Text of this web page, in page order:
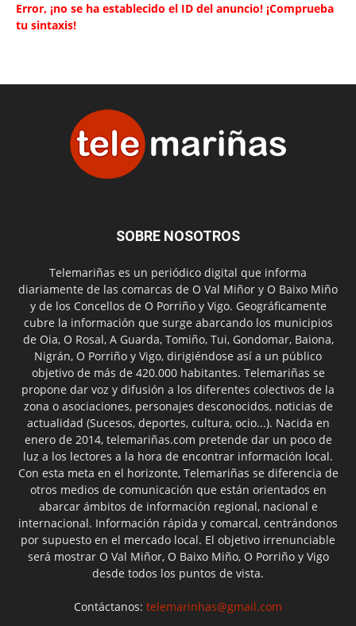
Error, ¡no se ha establecido el ID del anuncio! ¡Comprueba
tu sintaxis!
SOBRE NOSOTROS
Telemariñas es un periódico digital que informa
diariamente de las comarcas de O Val Miñor y O Baixo Miño
y de los Concellos de O Porriño y Vigo. Geográficamente
cubre la información que surge abarcando los municipios
de Oia, O Rosal, A Guarda, Tomiño, Tui, Gondomar, Baiona,
Nigrán, O Porriño y Vigo, dirigiéndose así a un público
objetivo de más de 420.000 habitantes. Telemariñas se
propone dar voz y difusión a los diferentes colectivos de la
zona o asociaciones, personajes desconocidos, noticias de
actualidad (Sucesos, deportes, cultura, ocio...). Nacida en
enero de 2014, telemariñas.com pretende dar un poco de
luz a los lectores a la hora de encontrar información local.
Con esta meta en el horizonte, Telemariñas se diferencia de
otros medios de comunicación que están orientados en
abarcar ámbitos de información regional, nacional e
internacional. Información rápida y comarcal, centrándonos
por supuesto en el mercado local. El objetivo irrenunciable
será mostrar O Val Miñor, O Baixo Miño, O Porriño y Vigo
desde todos los puntos de vista.
Contáctanos: telemarinhas@gmail.com